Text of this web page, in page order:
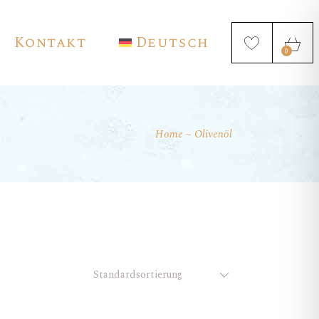
Kontakt Deutsch
English
0
Home Olivenöl
Standardsortierung